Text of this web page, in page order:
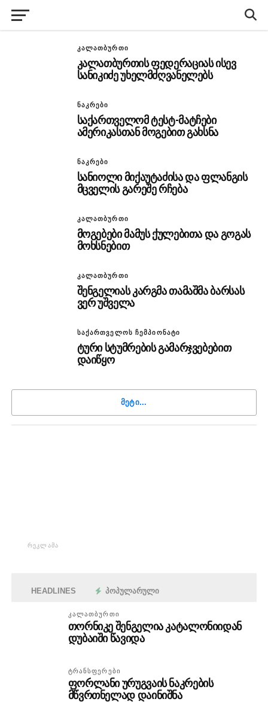
ᲙᲐᲚᲐᲗᲑᲣᲠᲗᲘ
კალათბურთის ფედერაციას ისევ
სანიკიძე უხელმძღვანელებს
ᲜᲐᲙᲠᲔᲑᲘ
საქართველომ ტესტ-მატჩები
ამერიკასთან მოგებით გახსნა
ᲜᲐᲙᲠᲔᲑᲘ
სანიოლი მიქაუტაძისა და ფლანგის
მცველის გარეშე რჩება
ᲙᲐᲚᲐᲗᲑᲣᲠᲗᲘ
მოგებები მამუს ქულებითა და გოგას
მოხსნებით
ᲙᲐᲚᲐᲗᲑᲣᲠᲗᲘ
შენგელიას კარგმა თამაშმა ბარსას
ვერ უშველა
ᲡᲐᲥᲐᲠᲗᲕᲔᲚᲝᲡ ᲩᲔᲛᲞᲘᲝᲜᲐᲢᲘ
ტური სტუმრების გამარჯვებებით
დაიწყო
ᲛᲔᲢᲘ...
ᲠᲔᲙᲚᲐᲛᲐ
HEADLINES ᲞᲝᲞᲣᲚᲐᲠᲣᲚᲘ
ᲙᲐᲚᲐᲗᲑᲣᲠᲗᲘ
თორნიკე შენგელია კატალონიიდან
დუბაიში წავიდა
ᲢᲠᲐᲜᲡᲤᲔᲠᲔᲑᲘ
ფორლანი ურუგვაის ნაკრების
მწვრთნელად დაინიშნა